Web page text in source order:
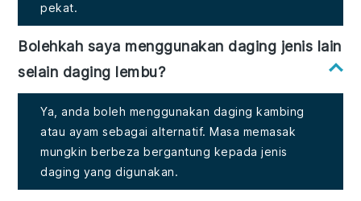
pekat.
Bolehkah saya menggunakan daging jenis lain
selain daging lembu?
Ya, anda boleh menggunakan daging kambing
atau ayam sebagai alternatif. Masa memasak
mungkin berbeza bergantung kepada jenis
daging yang digunakan.